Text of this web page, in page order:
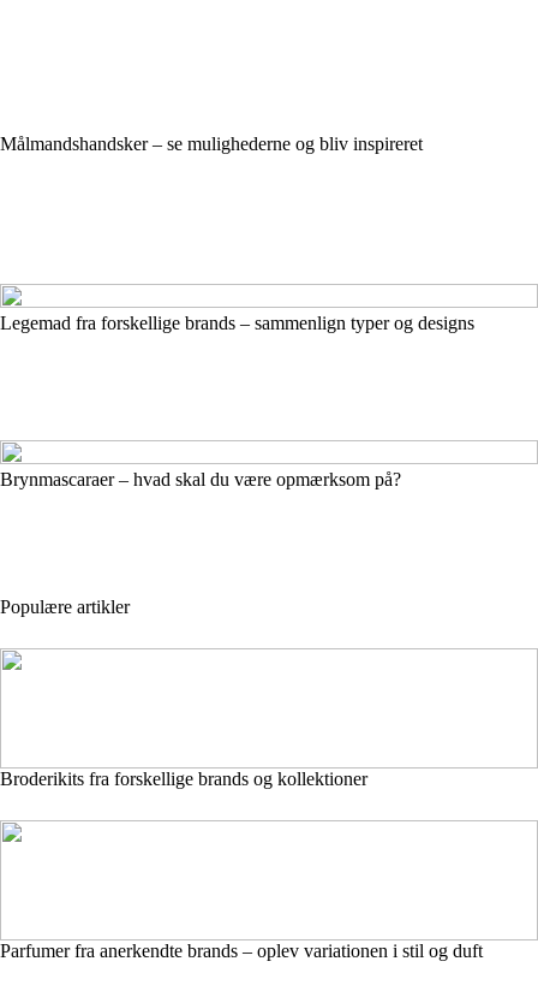
Målmandshandsker – se mulighederne og bliv inspireret
Legemad fra forskellige brands – sammenlign typer og designs
Brynmascaraer – hvad skal du være opmærksom på?
Populære artikler
Broderikits fra forskellige brands og kollektioner
Parfumer fra anerkendte brands – oplev variationen i stil og duft